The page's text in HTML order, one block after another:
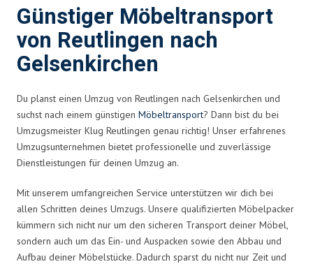
Günstiger Möbeltransport
von Reutlingen nach
Gelsenkirchen
Du planst einen Umzug von Reutlingen nach Gelsenkirchen und
suchst nach einem günstigen Möbeltransport? Dann bist du bei
Umzugsmeister Klug Reutlingen genau richtig! Unser erfahrenes
Umzugsunternehmen bietet professionelle und zuverlässige
Dienstleistungen für deinen Umzug an.
Mit unserem umfangreichen Service unterstützen wir dich bei
allen Schritten deines Umzugs. Unsere qualifizierten Möbelpacker
kümmern sich nicht nur um den sicheren Transport deiner Möbel,
sondern auch um das Ein- und Auspacken sowie den Abbau und
Aufbau deiner Möbelstücke. Dadurch sparst du nicht nur Zeit und